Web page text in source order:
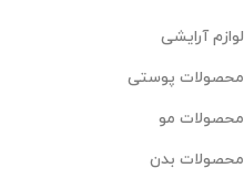
لوازم آرایشی
محصولات پوستی
محصولات مو
محصولات بدن